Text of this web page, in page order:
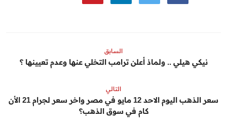
السابق
نيكي هيلي .. ولماذ أعلن ترامب التخلي عنها وعدم تعيينها ؟
التالي
سعر الذهب اليوم الاحد 12 مايو في مصر واخر سعر لجرام 21 الأن
كام في سوق الذهب؟